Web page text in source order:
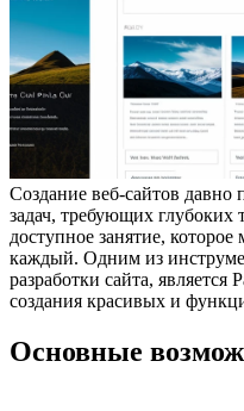
Создание веб-сайтов давно
задач, требующих глубоких
доступное занятие,
каждый. Одним из
разработки сайта,
создания красивых и
Основные